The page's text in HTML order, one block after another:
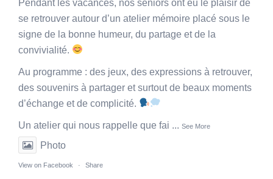
Pendant les vacances, nos seniors ont eu le plaisir de
se retrouver autour d’un atelier mémoire placé sous le
signe de la bonne humeur, du partage et de la
convivialité.
Au programme : des jeux, des expressions à retrouver,
des souvenirs à partager et surtout de beaux moments
d’échange et de complicité.
Un atelier qui nous rappelle que fai ... See More
Photo
View on Facebook · Share